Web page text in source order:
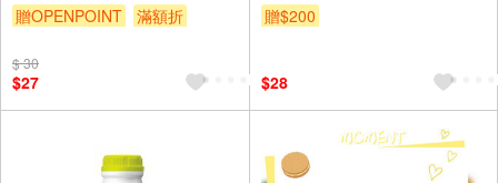
贈OPENPOINT
滿額折
$ 30
$27
贈$200
$28